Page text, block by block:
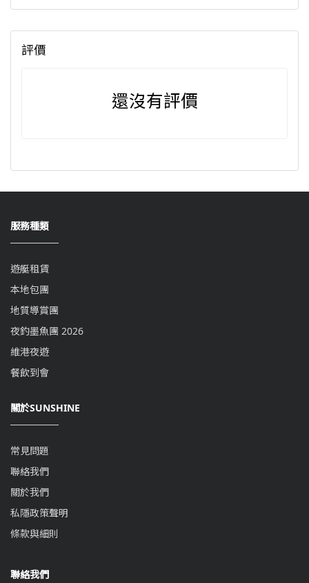
評價
還沒有評價
服務種類
遊艇租賃
本地包團
地質導賞團
夜釣墨魚團 2026
維港夜遊
餐飲到會
關於SUNSHINE
常見問題
聯絡我們
關於我們
私隱政策聲明
條款與細則
聯絡我們